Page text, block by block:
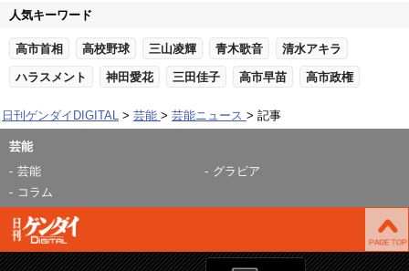
人気キーワード
高市首相 高校野球 三山凌輝 青木歌音 清水アキラ
ハラスメント 神田愛花 三田佳子 高市早苗 高市政権
日刊ゲンダイDIGITAL 芸能 芸能ニュース 記事
芸能
芸能
グラビア
コラム